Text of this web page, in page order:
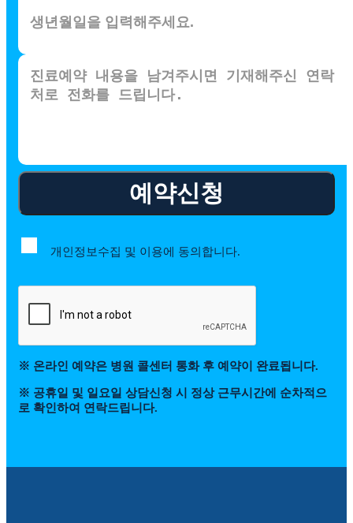
예약신청
개인정보수집 및 이용에 동의합니다.
※ 온라인 예약은 병원 콜센터 통화 후 예약이 완료됩니다.
※ 공휴일 및 일요일 상담신청 시 정상 근무시간에 순차적으
로 확인하여 연락드립니다.